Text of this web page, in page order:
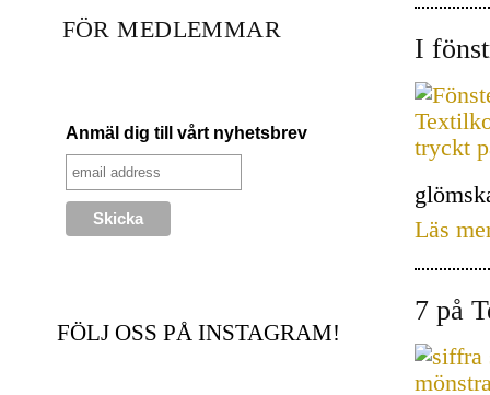
I
Läs
7 på
FÖR MEDLEMMAR
Anmäl dig till vårt nyhetsbrev
FÖLJ OSS PÅ INSTAGRAM!